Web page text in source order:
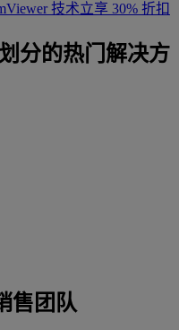
技术立享 30% 折扣
分的热门解决方
售团队